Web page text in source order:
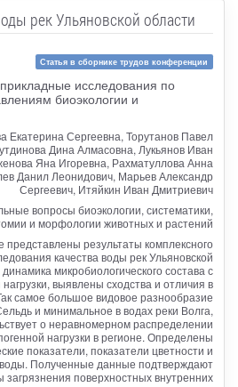
рек Ульяновской области
Статья в сборнике трудов конференции
исследования по
биоэкологии и
Екатерина Сергеевна, Торутанов Павел
Дина Алмасовна, Лукьянов Иван
Яна Игоревна, Рахматуллова Анна
Данил Леонидович, Марьев Александр
Сергеевич, Итяйкин Иван Дмитриевич
вопросы биоэкологии, систематики,
и морфологии животных и растений
представлены результаты комплексного
качества воды рек Ульяновской
микробиологического состава с
выявлены сходства и отличия в
самое большое видовое разнообразие
и минимальное в водах реки Волга,
о неравномерном распределении
нагрузки в регионе. Определены
показатели, показатели цветности и
воды. Полученные данные подтверждают
загрязнения поверхностных внутренних